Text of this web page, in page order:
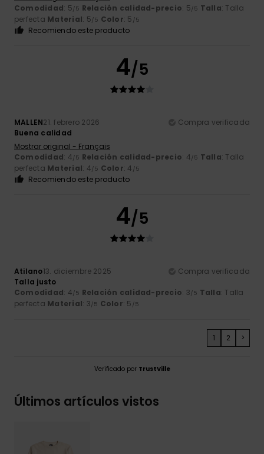
Comodidad: 5/5 Relación calidad-precio: 5/5 Talla: Talla
perfecta Material: 5/5 Color: 5 /5
Recomiendo este producto
4/5
MALLEN21. febrero 2026
Compra verificada
Buena calidad
Mostrar original - Français
Comodidad: 4/5 Relación calidad-precio: 4/5 Talla: Talla
perfecta Material: 4/5 Color: 4 /5
Recomiendo este producto
4/5
Atilano13. diciembre 2025
Compra verificada
Talla justo
Comodidad: 4/5 Relación calidad-precio: 3/5 Talla: Talla
perfecta Material: 3/5 Color: 5 /5
1 2 >
Verificado por TrustVille
Últimos artículos vistos